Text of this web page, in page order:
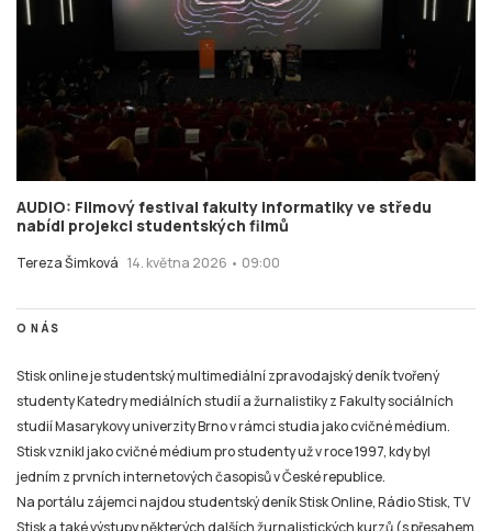
AUDIO: Filmový festival fakulty informatiky ve středu
nabídl projekci studentských filmů
Tereza Šimková 14. května 2026 • 09:00
O NÁS
Stisk online je studentský multimediální zpravodajský deník tvořený
studenty Katedry mediálních studií a žurnalistiky z Fakulty sociálních
studií Masarykovy univerzity Brno v rámci studia jako cvičné médium.
Stisk vznikl jako cvičné médium pro studenty už v roce 1997, kdy byl
jedním z prvních internetových časopisů v České republice.
Na portálu zájemci najdou studentský deník Stisk Online, Rádio Stisk, TV